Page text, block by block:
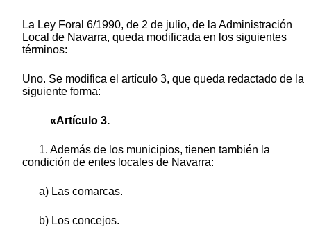
La Ley Foral 6/1990, de 2 de julio, de la Administración
Local de Navarra, queda modificada en los siguientes
términos:
Uno. Se modifica el artículo 3, que queda redactado de la
siguiente forma:
«Artículo 3.
1. Además de los municipios, tienen también la
condición de entes locales de Navarra:
a) Las comarcas.
b) Los concejos.